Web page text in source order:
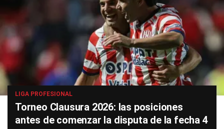
LIGA PROFESIONAL
Torneo Clausura 2026: las posiciones
antes de comenzar la disputa de la fecha 4